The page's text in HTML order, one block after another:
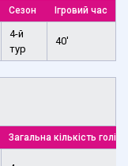
Сезон Ігровий час
4-й
тур
40'
Загальна кількість голів